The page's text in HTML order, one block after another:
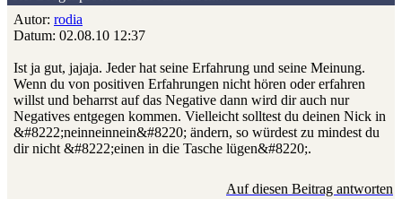
Autor: rodia
Datum: 02.08.10 12:37
Ist ja gut, jajaja. Jeder hat seine Erfahrung und seine Meinung.
Wenn du von positiven Erfahrungen nicht hören oder erfahren
willst und beharrst auf das Negative dann wird dir auch nur
Negatives entgegen kommen. Vielleicht solltest du deinen Nick in
&#8222;neinneinnein&#8220; ändern, so würdest zu mindest du
dir nicht &#8222;einen in die Tasche lügen&#8220;.
Auf diesen Beitrag antworten